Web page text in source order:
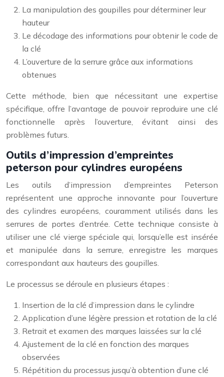
La manipulation des goupilles pour déterminer leur
hauteur
Le décodage des informations pour obtenir le code de
la clé
L’ouverture de la serrure grâce aux informations
obtenues
Cette méthode, bien que nécessitant une expertise
spécifique, offre l’avantage de pouvoir reproduire une clé
fonctionnelle après l’ouverture, évitant ainsi des
problèmes futurs.
Outils d’impression d’empreintes
peterson pour cylindres européens
Les outils d’impression d’empreintes Peterson
représentent une approche innovante pour l’ouverture
des cylindres européens, couramment utilisés dans les
serrures de portes d’entrée. Cette technique consiste à
utiliser une clé vierge spéciale qui, lorsqu’elle est insérée
et manipulée dans la serrure, enregistre les marques
correspondant aux hauteurs des goupilles.
Le processus se déroule en plusieurs étapes :
Insertion de la clé d’impression dans le cylindre
Application d’une légère pression et rotation de la clé
Retrait et examen des marques laissées sur la clé
Ajustement de la clé en fonction des marques
observées
Répétition du processus jusqu’à obtention d’une clé